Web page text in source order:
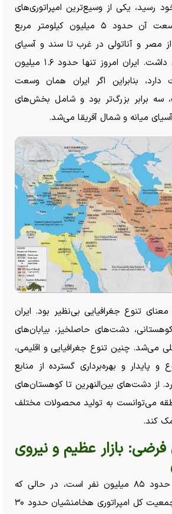
رسید، یکی از وسیع‌ترین امپراتوری‌های
تاریخ جهان بود. وسعت آن حدود ۵ میلیون کیلومتر مربع
مصر و آناتولی در غرب تا سند و آسیای
میانه در شرق امتداد داشت. ایران امروز تنها حدود ۱.۶ میلیون
بنابراین اگر ایران همان وسعت
سه برابر بزرگ‌تر بود و شامل بخش‌های
میانه و شمال آفریقا می‌شد.
تنوع جغرافیایی بی‌نظیر بود. ایران
دشت‌های حاصلخیز، بیابان‌های
می‌شد. چنین تنوع جغرافیایی و اقلیمی،
و پایدار و بهره‌برداری گسترده از منابع
از دشت‌های بین‌النهرین تا کوهستان‌های
می‌توانست به تولید محصولات مختلف
کند.
بازار عظیم و نیروی
جمعیت ایران امروز حدود ۸۵ میلیون نفر است، در حالی که
تخمین زده می‌شود جمعیت کل امپراتوری هخامنشیان حدود ۳۰